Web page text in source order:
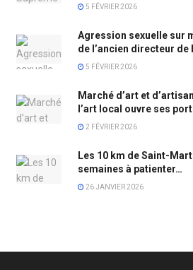
5 FÉVRIER 2026
Agression sexuelle sur
de l’ancien directeur de
5 FÉVRIER 2026
Marché d’art et
l’art local ouvre ses
2 FÉVRIER 2026
Les 10 km de Saint-
semaines à patienter…
26 JANVIER 2026